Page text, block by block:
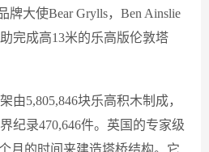
牌大使Bear Grylls，Ben Ainslie
完成高13米的乐高版伦敦塔
由5,805,846块乐高积木制成，
纪录470,646件。英国的专家级
月的时间来建造塔桥结构。它